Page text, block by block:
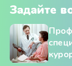
Задайте